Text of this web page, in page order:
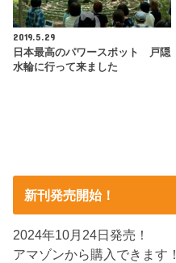
2019.5.29
日本最高のパワースポット 戸隠
水輪に行って来ました
新刊発売開始！
2024年10月24日発売！
アマゾンから購入できます！